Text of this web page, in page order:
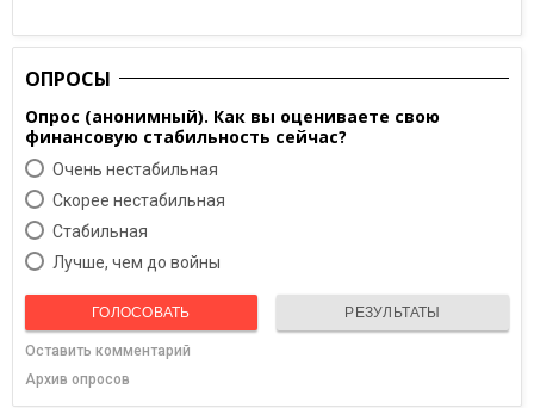
ОПРОСЫ
Опрос (анонимный). Как вы оцениваете свою
финансовую стабильность сейчас?
Очень нестабильная
Скорее нестабильная
Cтабильная
Лучше, чем до войны
ГОЛОСОВАТЬ РЕЗУЛЬТАТЫ
Оставить комментарий
Архив опросов